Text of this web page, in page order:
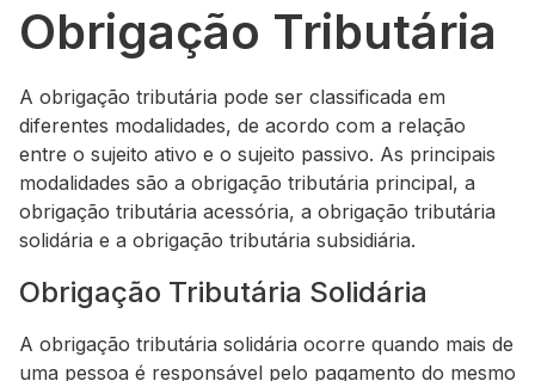
Obrigação Tributária
A obrigação tributária pode ser classificada em
diferentes modalidades, de acordo com a relação
entre o sujeito ativo e o sujeito passivo. As principais
modalidades são a obrigação tributária principal, a
obrigação tributária acessória, a obrigação tributária
solidária e a obrigação tributária subsidiária.
Obrigação Tributária Solidária
A obrigação tributária solidária ocorre quando mais de
uma pessoa é responsável pelo pagamento do mesmo